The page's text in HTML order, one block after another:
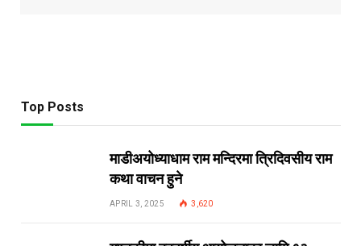
Top Posts
माडीअयोध्याधाम राम मन्दिरमा त्रिदिवसीय राम
कथा वाचन हुने
APRIL 3, 2025 3,620